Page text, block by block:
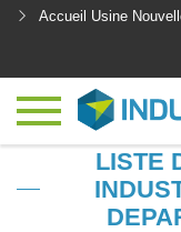
Accueil Usine
LISTE